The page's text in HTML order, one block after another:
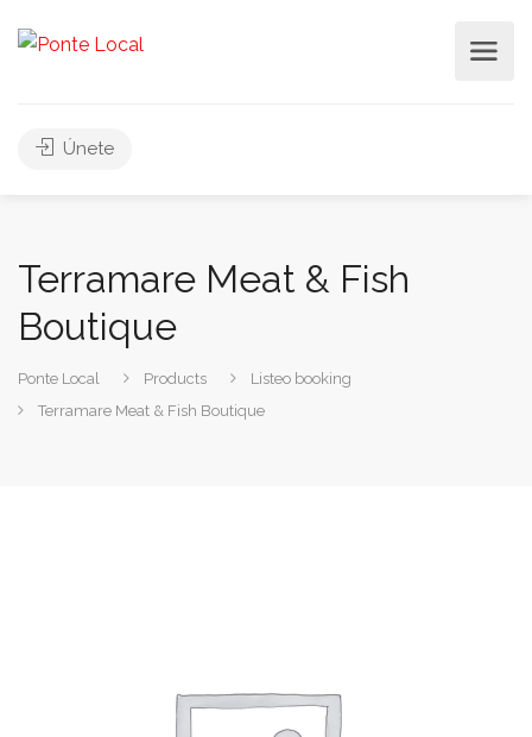
Únete
Terramare Meat & Fish
Boutique
Ponte Local Products
Listeo booking
Terramare Meat & Fish Boutique